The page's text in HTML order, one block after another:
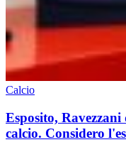
Calcio
Esposito,
calcio. Considero